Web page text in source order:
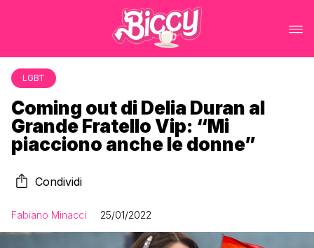
LGBT
Coming out di Delia Duran al
Grande Fratello Vip: “Mi
piacciono anche le donne”
Condividi
Fabiano Minacci 25/01/2022